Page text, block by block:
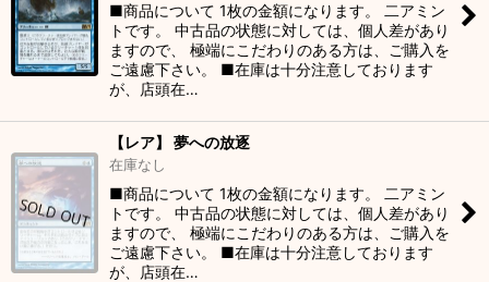
■商品について 1枚の金額になります。 二アミン
トです。 中古品の状態に対しては、個人差があり
ますので、 極端にこだわりのある方は、ご購入を
ご遠慮下さい。 ■在庫は十分注意しております
が、店頭在…
【レア】 夢への放逐
在庫なし
■商品について 1枚の金額になります。 二アミン
トです。 中古品の状態に対しては、個人差があり
ますので、 極端にこだわりのある方は、ご購入を
ご遠慮下さい。 ■在庫は十分注意しております
が、店頭在…